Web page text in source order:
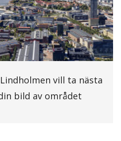
vill ta nästa
bild av området